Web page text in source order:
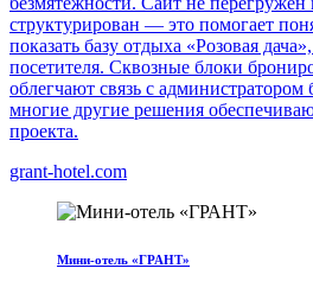
структурирован — это помогает
показать базу отдыха «Розовая
посетителя. Сквозные блоки
облегчают связь с
многие другие решения
проекта.
grant-hotel.com
Мини-отель «ГРАНТ»